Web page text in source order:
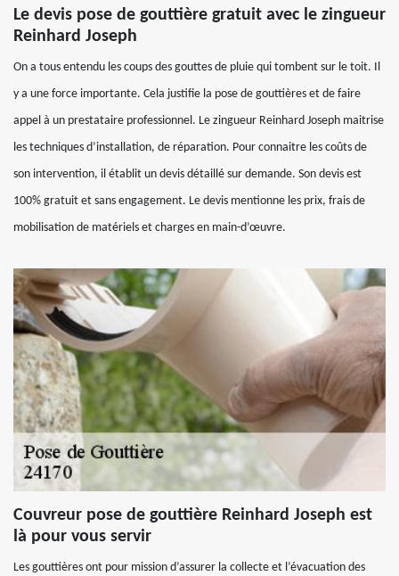
Le devis pose de gouttière gratuit avec le zingueur
Reinhard Joseph
On a tous entendu les coups des gouttes de pluie qui tombent sur le toit. Il
y a une force importante. Cela justifie la pose de gouttières et de faire
appel à un prestataire professionnel. Le zingueur Reinhard Joseph maitrise
les techniques d’installation, de réparation. Pour connaitre les coûts de
son intervention, il établit un devis détaillé sur demande. Son devis est
100% gratuit et sans engagement. Le devis mentionne les prix, frais de
mobilisation de matériels et charges en main-d’œuvre.
Couvreur pose de gouttière Reinhard Joseph est
là pour vous servir
Les gouttières ont pour mission d’assurer la collecte et l’évacuation des